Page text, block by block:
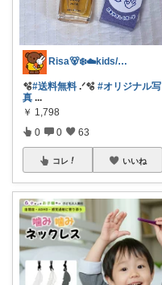
Risa🐻‍❄️☁️kids/ママ用品
🫧#送料無料 .ᐟ‪🫧 #オリジナル写
真 ...
￥ 1,798
0 0 63
コレ いいね